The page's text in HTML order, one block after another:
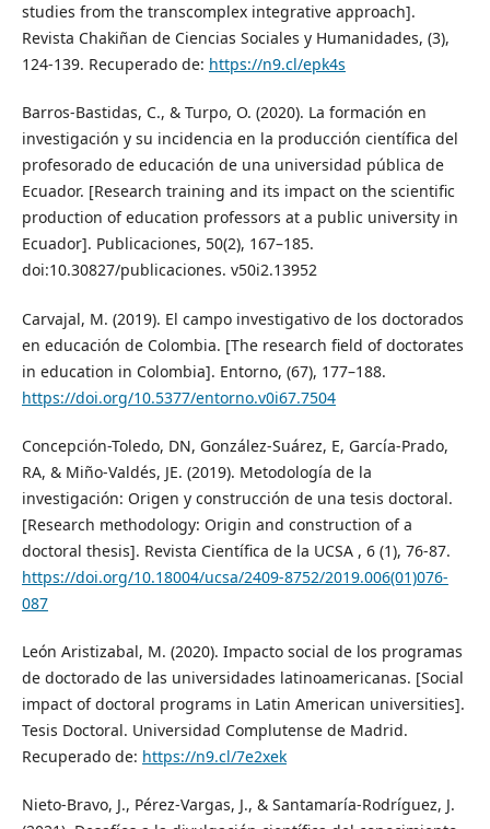
studies from the transcomplex integrative approach].
Revista Chakiñan de Ciencias Sociales y Humanidades, (3),
124-139. Recuperado de: https://n9.cl/epk4s
Barros-Bastidas, C., & Turpo, O. (2020). La formación en
investigación y su incidencia en la producción científica del
profesorado de educación de una universidad pública de
Ecuador. [Research training and its impact on the scientific
production of education professors at a public university in
Ecuador]. Publicaciones, 50(2), 167–185.
doi:10.30827/publicaciones. v50i2.13952
Carvajal, M. (2019). El campo investigativo de los doctorados
en educación de Colombia. [The research field of doctorates
in education in Colombia]. Entorno, (67), 177–188.
https://doi.org/10.5377/entorno.v0i67.7504
Concepción-Toledo, DN, González-Suárez, E, García-Prado,
RA, & Miño-Valdés, JE. (2019). Metodología de la
investigación: Origen y construcción de una tesis doctoral.
[Research methodology: Origin and construction of a
doctoral thesis]. Revista Científica de la UCSA , 6 (1), 76-87.
https://doi.org/10.18004/ucsa/2409-8752/2019.006(01)076-
087
León Aristizabal, M. (2020). Impacto social de los programas
de doctorado de las universidades latinoamericanas. [Social
impact of doctoral programs in Latin American universities].
Tesis Doctoral. Universidad Complutense de Madrid.
Recuperado de: https://n9.cl/7e2xek
Nieto-Bravo, J., Pérez-Vargas, J., & Santamaría-Rodríguez, J.